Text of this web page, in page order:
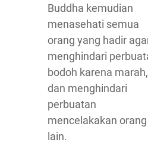
Buddha kemudian
menasehati semua
orang yang hadir
menghindari
bodoh karena marah,
dan menghindari
perbuatan
mencelakakan orang
lain.